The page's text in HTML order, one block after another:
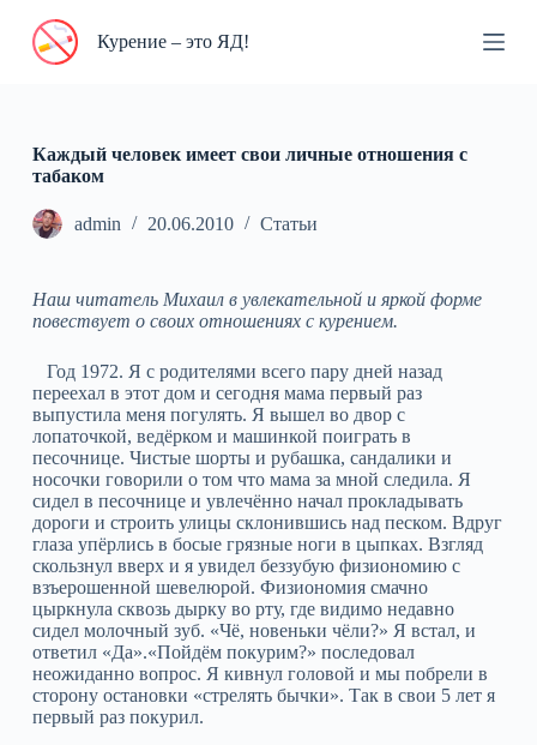
П
и
к
у
Курение – это ЯД!
Каждый человек имеет свои личные отношения с
табаком
admin 20.06.2010 Статьи
Наш читатель Михаил в увлекательной и яркой форме
повествует о своих отношениях с курением.
Год 1972. Я с родителями всего пару дней назад
переехал в этот дом и сегодня мама первый раз
выпустила меня погулять. Я вышел во двор с
лопаточкой, ведёрком и машинкой поиграть в
песочнице. Чистые шорты и рубашка, сандалики и
носочки говорили о том что мама за мной следила. Я
сидел в песочнице и увлечённо начал прокладывать
дороги и строить улицы склонившись над песком. Вдруг
глаза упёрлись в босые грязные ноги в цыпках. Взгляд
скользнул вверх и я увидел беззубую физиономию с
взъерошенной шевелюрой. Физиономия смачно
цыркнула сквозь дырку во рту, где видимо недавно
сидел молочный зуб. «Чё, новеньки чёли?» Я встал, и
ответил «Да».«Пойдём покурим?» последовал
неожиданно вопрос. Я кивнул головой и мы побрели в
сторону остановки «стрелять бычки». Так в свои 5 лет я
первый раз покурил.